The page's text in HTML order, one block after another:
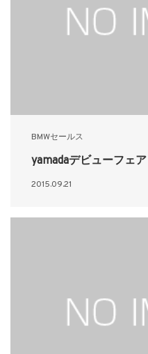
BMWセールス
yamadaデビューフェア
2015.09.21